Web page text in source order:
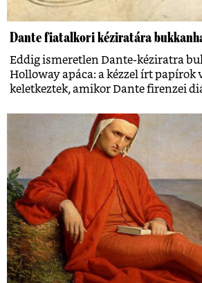
Dante fiatalkori kéziratára
Eddig ismeretlen Dante-kéziratra
Holloway apáca: a kézzel írt papírok
keletkeztek, amikor Dante firenzei